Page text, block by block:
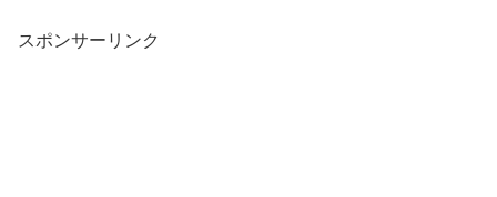
スポンサーリンク